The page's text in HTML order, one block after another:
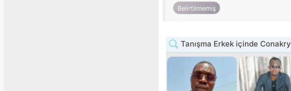
Belirtilmemiş
Tanışma Erkek içinde Conakry